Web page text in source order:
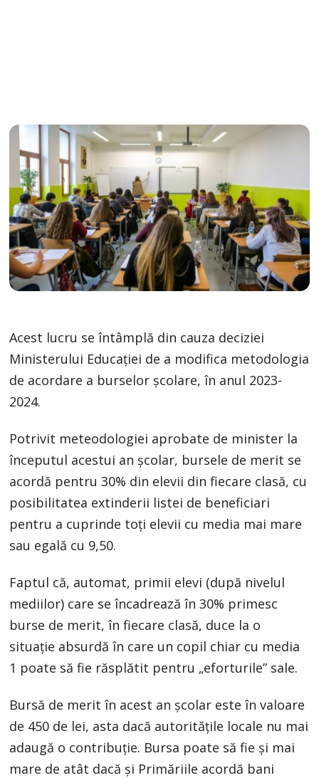
Acest lucru se întâmplă din cauza deciziei
Ministerului Educației de a modifica metodologia
de acordare a burselor școlare, în anul 2023-
2024.
Potrivit meteodologiei aprobate de minister la
începutul acestui an școlar, bursele de merit se
acordă pentru 30% din elevii din fiecare clasă, cu
posibilitatea extinderii listei de beneficiari
pentru a cuprinde toți elevii cu media mai mare
sau egală cu 9,50.
Faptul că, automat, primii elevi (după nivelul
mediilor) care se încadrează în 30% primesc
burse de merit, în fiecare clasă, duce la o
situație absurdă în care un copil chiar cu media
1 poate să fie răsplătit pentru „eforturile” sale.
Bursă de merit în acest an școlar este în valoare
de 450 de lei, asta dacă autoritățile locale nu mai
adaugă o contribuție. Bursa poate să fie și mai
mare de atât dacă și Primăriile acordă bani